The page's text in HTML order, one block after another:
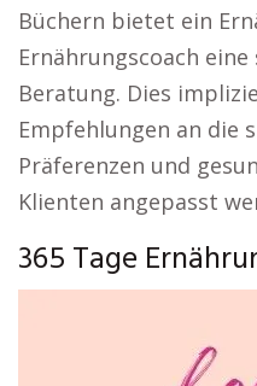
Büchern bietet ein
Ernährungscoach
Beratung. Dies
Empfehlungen an die
Präferenzen und
Klienten angepasst
365 Tage